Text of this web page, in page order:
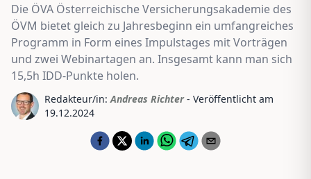
Die ÖVA Österreichische Versicherungsakademie des
ÖVM bietet gleich zu Jahresbeginn ein umfangreiches
Programm in Form eines Impulstages mit Vorträgen
und zwei Webinartagen an. Insgesamt kann man sich
15,5h IDD-Punkte holen.
Redakteur/in: Andreas Richter - Veröffentlicht am
19.12.2024